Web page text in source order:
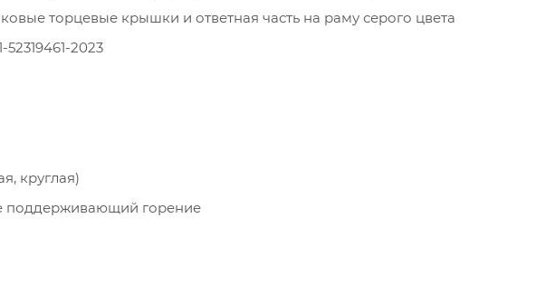
торцевые крышки и ответная часть на раму серого цвета
52319461-2023
круглая)
поддерживающий горение